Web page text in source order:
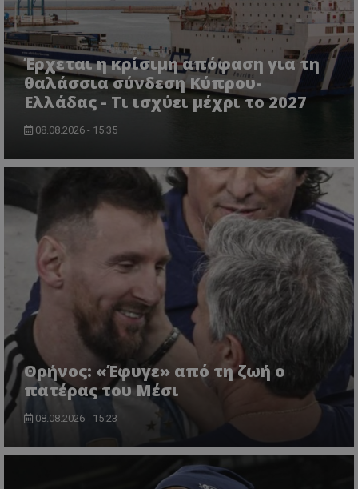
Έρχεται η κρίσιμη απόφαση για τη
θαλάσσια σύνδεση Κύπρου-
Ελλάδας - Τι ισχύει μέχρι το 2027
08.08.2026 - 15:35
Θρήνος: «Έφυγε» από τη ζωή ο
πατέρας του Μέσι
08.08.2026 - 15:23